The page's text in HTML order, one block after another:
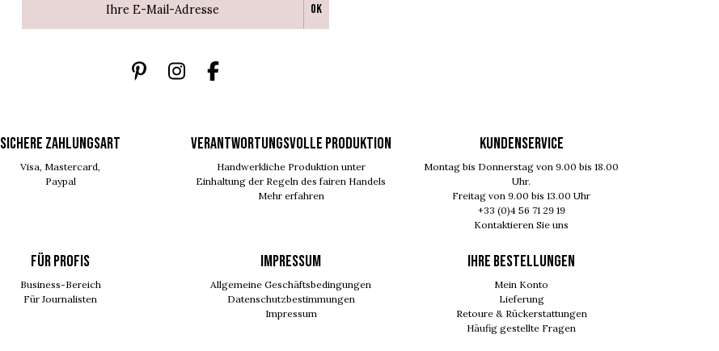
Ok
SICHERE ZAHLUNGSART
Visa, Mastercard,
Paypal
VERANTWORTUNGSVOLLE PRODUKTION
Handwerkliche Produktion unter
Einhaltung der Regeln des fairen Handels
Mehr erfahren
KUNDENSERVICE
Montag bis Donnerstag von 9.00 bis 18.00
Uhr.
Freitag von 9.00 bis 13.00 Uhr
+33 (0)4 56 71 29 19
Kontaktieren Sie uns
FÜR PROFIS
Business-Bereich
Für Journalisten
IMPRESSUM
Allgemeine Geschäftsbedingungen
Datenschutzbestimmungen
Impressum
Ihre Bestellungen
Mein Konto
Lieferung
Retoure & Rückerstattungen
Häufig gestellte Fragen